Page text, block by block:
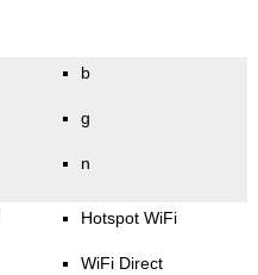
b
g
n
Hotspot WiFi
WiFi Direct